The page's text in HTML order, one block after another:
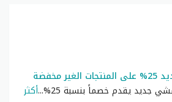
جديد يقدم خصماً بنسبة 25%
...أكثر